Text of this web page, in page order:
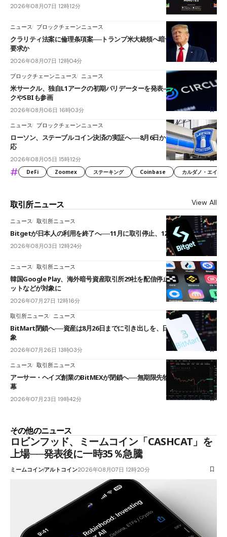
2026年08月07日 12時12分
ニュース ブロックチェーンニュース
クラリティ法案に倫理条項案──トランプ米大統領へ暗号資産事業の売却
要求か
2026年08月07日 12時04分
ブロックチェーンニュース ニュース
米サークル、独自L1アークの初期バリデーターを発表――ブラックロッ
クやSBIも参画
2026年08月06日 16時03分
ニュース ブロックチェーンニュース
ローソン、ステーブルコイン決済の実証へ──8月6日からJPYCやUSDC対
応
2026年08月05日 15時12分
# DeFi Zoomex ステーキング Coinbase カルダノ・エイ
取引所ニュース View All
ニュース 取引所ニュース
Bitgetが日本人の利用を終了へ──11月に取引停止、12月末に強制決済
2026年08月03日 12時24分
ニュース 取引所ニュース
韓国Google Play、海外暗号資産取引所29社を配信停止──OKXやバイビ
ットなどが対象に
2026年07月27日 12時16分
取引所ニュース ニュース
BitMart閉鎖へ──資産は8月26日までに引き出しを、日本人利用者も対
象
2026年07月26日 13時03分
ニュース 取引所ニュース
アーサー・ヘイズ創業のBitMEXが閉鎖へ──無期限先物を生んだ11年に
幕
2026年07月23日 19時42分
その他のニュース
ロビンフッド、ミームコイン「CASHCAT」を
上場──発表後に一時35％急騰
ミームコインアルトコイン2026年08月07日 12時20分